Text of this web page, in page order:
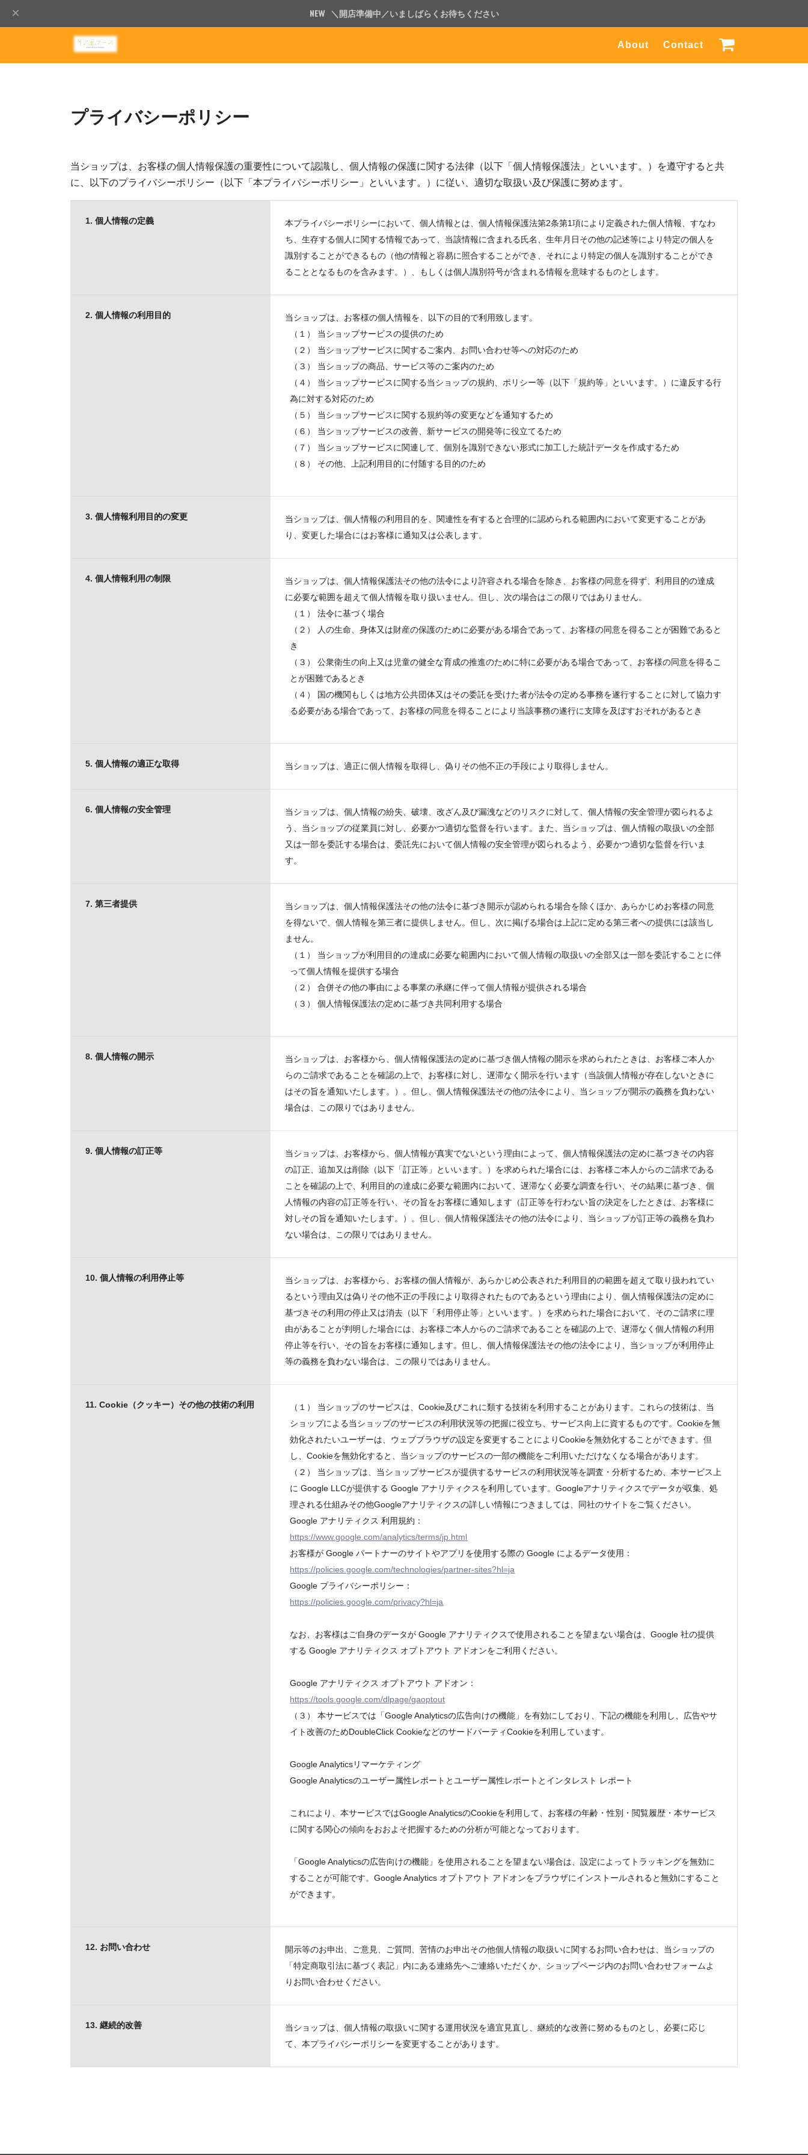
＼開店準備中／いましばらくお待ちください
About Contact
プライバシーポリシー
当ショップは、お客様の個人情報保護の重要性について認識し、個人情報の保護に関する法律（以下「個人情報保護法」といいます。）を遵守すると共
に、以下のプライバシーポリシー（以下「本プライバシーポリシー」といいます。）に従い、適切な取扱い及び保護に努めます。
1. 個人情報の定義
本プライバシーポリシーにおいて、個人情報とは、個人情報保護法第2条第1項により定義された個人情報、すなわ
ち、生存する個人に関する情報であって、当該情報に含まれる氏名、生年月日その他の記述等により特定の個人を
識別することができるもの（他の情報と容易に照合することができ、それにより特定の個人を識別することができ
ることとなるものを含みます。）、もしくは個人識別符号が含まれる情報を意味するものとします。
2. 個人情報の利用目的
当ショップは、お客様の個人情報を、以下の目的で利用致します。
（１） 当ショップサービスの提供のため
（２） 当ショップサービスに関するご案内、お問い合わせ等への対応のため
（３） 当ショップの商品、サービス等のご案内のため
（４） 当ショップサービスに関する当ショップの規約、ポリシー等（以下「規約等」といいます。）に違反する行
為に対する対応のため
（５） 当ショップサービスに関する規約等の変更などを通知するため
（６） 当ショップサービスの改善、新サービスの開発等に役立てるため
（７） 当ショップサービスに関連して、個別を識別できない形式に加工した統計データを作成するため
（８） その他、上記利用目的に付随する目的のため
3. 個人情報利用目的の変更
当ショップは、個人情報の利用目的を、関連性を有すると合理的に認められる範囲内において変更することがあ
り、変更した場合にはお客様に通知又は公表します。
4. 個人情報利用の制限
当ショップは、個人情報保護法その他の法令により許容される場合を除き、お客様の同意を得ず、利用目的の達成
に必要な範囲を超えて個人情報を取り扱いません。但し、次の場合はこの限りではありません。
（１） 法令に基づく場合
（２） 人の生命、身体又は財産の保護のために必要がある場合であって、お客様の同意を得ることが困難であると
き
（３） 公衆衛生の向上又は児童の健全な育成の推進のために特に必要がある場合であって、お客様の同意を得るこ
とが困難であるとき
（４） 国の機関もしくは地方公共団体又はその委託を受けた者が法令の定める事務を遂行することに対して協力す
る必要がある場合であって、お客様の同意を得ることにより当該事務の遂行に支障を及ぼすおそれがあるとき
5. 個人情報の適正な取得 当ショップは、適正に個人情報を取得し、偽りその他不正の手段により取得しません。
6. 個人情報の安全管理
当ショップは、個人情報の紛失、破壊、改ざん及び漏洩などのリスクに対して、個人情報の安全管理が図られるよ
う、当ショップの従業員に対し、必要かつ適切な監督を行います。また、当ショップは、個人情報の取扱いの全部
又は一部を委託する場合は、委託先において個人情報の安全管理が図られるよう、必要かつ適切な監督を行いま
す。
7. 第三者提供
当ショップは、個人情報保護法その他の法令に基づき開示が認められる場合を除くほか、あらかじめお客様の同意
を得ないで、個人情報を第三者に提供しません。但し、次に掲げる場合は上記に定める第三者への提供には該当し
ません。
（１） 当ショップが利用目的の達成に必要な範囲内において個人情報の取扱いの全部又は一部を委託することに伴
って個人情報を提供する場合
（２） 合併その他の事由による事業の承継に伴って個人情報が提供される場合
（３） 個人情報保護法の定めに基づき共同利用する場合
8. 個人情報の開示
当ショップは、お客様から、個人情報保護法の定めに基づき個人情報の開示を求められたときは、お客様ご本人か
らのご請求であることを確認の上で、お客様に対し、遅滞なく開示を行います（当該個人情報が存在しないときに
はその旨を通知いたします。）。但し、個人情報保護法その他の法令により、当ショップが開示の義務を負わない
場合は、この限りではありません。
9. 個人情報の訂正等
当ショップは、お客様から、個人情報が真実でないという理由によって、個人情報保護法の定めに基づきその内容
の訂正、追加又は削除（以下「訂正等」といいます。）を求められた場合には、お客様ご本人からのご請求である
ことを確認の上で、利用目的の達成に必要な範囲内において、遅滞なく必要な調査を行い、その結果に基づき、個
人情報の内容の訂正等を行い、その旨をお客様に通知します（訂正等を行わない旨の決定をしたときは、お客様に
対しその旨を通知いたします。）。但し、個人情報保護法その他の法令により、当ショップが訂正等の義務を負わ
ない場合は、この限りではありません。
10. 個人情報の利用停止等
当ショップは、お客様から、お客様の個人情報が、あらかじめ公表された利用目的の範囲を超えて取り扱われてい
るという理由又は偽りその他不正の手段により取得されたものであるという理由により、個人情報保護法の定めに
基づきその利用の停止又は消去（以下「利用停止等」といいます。）を求められた場合において、そのご請求に理
由があることが判明した場合には、お客様ご本人からのご請求であることを確認の上で、遅滞なく個人情報の利用
停止等を行い、その旨をお客様に通知します。但し、個人情報保護法その他の法令により、当ショップが利用停止
等の義務を負わない場合は、この限りではありません。
11. Cookie（クッキー）その他の技術の利用
（１） 当ショップのサービスは、Cookie及びこれに類する技術を利用することがあります。これらの技術は、当
ショップによる当ショップのサービスの利用状況等の把握に役立ち、サービス向上に資するものです。Cookieを無
効化されたいユーザーは、ウェブブラウザの設定を変更することによりCookieを無効化することができます。但
し、Cookieを無効化すると、当ショップのサービスの一部の機能をご利用いただけなくなる場合があります。
（２） 当ショップは、当ショップサービスが提供するサービスの利用状況等を調査・分析するため、本サービス上
に Google LLCが提供する Google アナリティクスを利用しています。Googleアナリティクスでデータが収集、処
理される仕組みその他Googleアナリティクスの詳しい情報につきましては、同社のサイトをご覧ください。
Google アナリティクス 利用規約：
https://www.google.com/analytics/terms/jp.html
お客様が Google パートナーのサイトやアプリを使用する際の Google によるデータ使用：
https://policies.google.com/technologies/partner-sites?hl=ja
Google プライバシーポリシー：
https://policies.google.com/privacy?hl=ja
なお、お客様はご自身のデータが Google アナリティクスで使用されることを望まない場合は、Google 社の提供
する Google アナリティクス オプトアウト アドオンをご利用ください。
Google アナリティクス オプトアウト アドオン：
https://tools.google.com/dlpage/gaoptout
（３） 本サービスでは「Google Analyticsの広告向けの機能」を有効にしており、下記の機能を利用し、広告やサ
イト改善のためDoubleClick CookieなどのサードパーティCookieを利用しています。
Google Analyticsリマーケティング
Google Analyticsのユーザー属性レポートとユーザー属性レポートとインタレスト レポート
これにより、本サービスではGoogle AnalyticsのCookieを利用して、お客様の年齢・性別・閲覧履歴・本サービス
に関する関心の傾向をおおよそ把握するための分析が可能となっております。
「Google Analyticsの広告向けの機能」を使用されることを望まない場合は、設定によってトラッキングを無効に
することが可能です。Google Analytics オプトアウト アドオンをブラウザにインストールされると無効にすること
ができます。
12. お問い合わせ
開示等のお申出、ご意見、ご質問、苦情のお申出その他個人情報の取扱いに関するお問い合わせは、当ショップの
「特定商取引法に基づく表記」内にある連絡先へご連絡いただくか、ショップページ内のお問い合わせフォームよ
りお問い合わせください。
13. 継続的改善
当ショップは、個人情報の取扱いに関する運用状況を適宜見直し、継続的な改善に努めるものとし、必要に応じ
て、本プライバシーポリシーを変更することがあります。